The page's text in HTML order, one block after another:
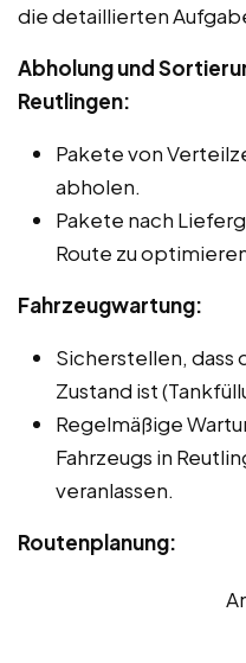
die detaillierten
Abholung und
Reutlingen:
Pakete von
abholen.
Pakete nach
Route zu
Fahrzeugwartung:
Sicherstellen, dass
Zustand ist
Regelmäßige
Fahrzeugs in
veranlassen.
Routenplanung: